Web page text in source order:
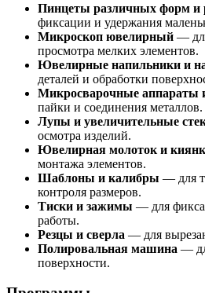
Пинцеты различных форм и
фиксации и удержания
Микроскоп ювелирный —
просмотра мелких элементов.
Ювелирные напильники и
деталей и обработки
Микросварочные аппараты
пайки и соединения металлов.
Лупы и увеличительные
осмотра изделий.
Ювелирная молоток и
монтажа элементов.
Шаблоны и калибры — для
контроля размеров.
Тиски и зажимы — для
работы.
Резцы и сверла — для
Полировальная машина —
поверхности.